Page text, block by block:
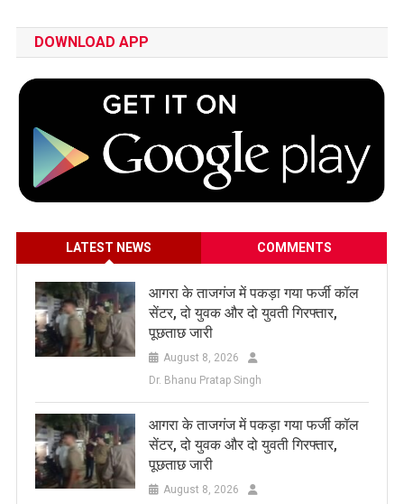
DOWNLOAD APP
LATEST NEWS COMMENTS
आगरा के ताजगंज में पकड़ा गया फर्जी कॉल
सेंटर, दो युवक और दो युवती गिरफ्तार,
पूछताछ जारी
August 8, 2026
Dr. Bhanu Pratap Singh
आगरा के ताजगंज में पकड़ा गया फर्जी कॉल
सेंटर, दो युवक और दो युवती गिरफ्तार,
पूछताछ जारी
August 8, 2026